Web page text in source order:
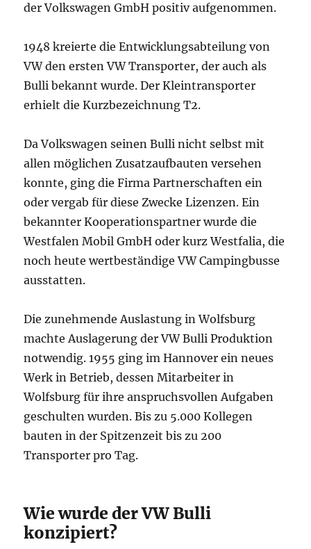
der Volkswagen GmbH positiv aufgenommen.
1948 kreierte die Entwicklungsabteilung von
VW den ersten VW Transporter, der auch als
Bulli bekannt wurde. Der Kleintransporter
erhielt die Kurzbezeichnung T2.
Da Volkswagen seinen Bulli nicht selbst mit
allen möglichen Zusatzaufbauten versehen
konnte, ging die Firma Partnerschaften ein
oder vergab für diese Zwecke Lizenzen. Ein
bekannter Kooperationspartner wurde die
Westfalen Mobil GmbH oder kurz Westfalia, die
noch heute wertbeständige VW Campingbusse
ausstatten.
Die zunehmende Auslastung in Wolfsburg
machte Auslagerung der VW Bulli Produktion
notwendig. 1955 ging im Hannover ein neues
Werk in Betrieb, dessen Mitarbeiter in
Wolfsburg für ihre anspruchsvollen Aufgaben
geschulten wurden. Bis zu 5.000 Kollegen
bauten in der Spitzenzeit bis zu 200
Transporter pro Tag.
Wie wurde der VW Bulli
konzipiert?